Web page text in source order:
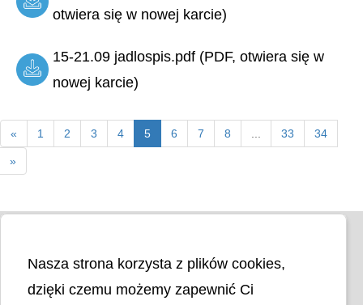
otwiera się w nowej karcie)
15-21.09 jadlospis.pdf (PDF, otwiera się w
nowej karcie)
« 1 2 3 4 5 6 7 8 33 34
»
Nasza strona korzysta z plików cookies,
dzięki czemu możemy zapewnić Ci